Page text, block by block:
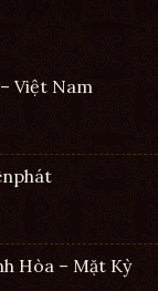
Việt Nam
Hòa – Mặt Kỳ